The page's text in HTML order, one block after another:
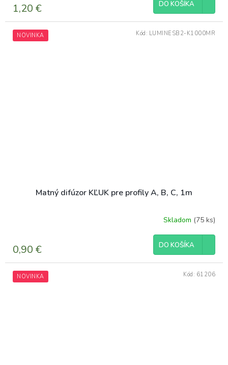
1,20 € DO KOŠÍKA
NOVINKA
Matný difúzor KĽUK pre profily A, B, C, 1m
je
z
5
Skladom (75 ks)
0,90 € DO KOŠÍKA
Kód: LUMINESB2-K1000MR
NOVINKA Kód: 61206